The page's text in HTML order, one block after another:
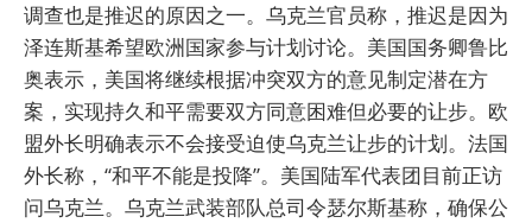
调查也是推迟的原因之一。乌克兰官员称，推迟是因为
泽连斯基希望欧洲国家参与计划讨论。美国国务卿鲁比
奥表示，美国将继续根据冲突双方的意见制定潜在方
案，实现持久和平需要双方同意困难但必要的让步。欧
盟外长明确表示不会接受迫使乌克兰让步的计划。法国
外长称，“和平不能是投降”。美国陆军代表团目前正访
问乌克兰。乌克兰武装部队总司令瑟尔斯基称，确保公